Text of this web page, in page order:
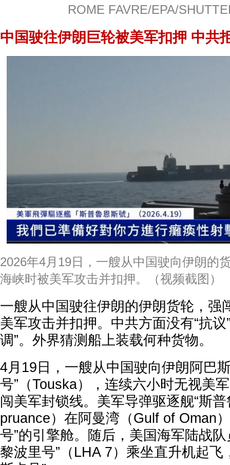
ROME FAVRE/EPA/
中国驶往伊朗巨轮被美军扣押 中共
2026年4月19日，一艘从中国驶向伊朗的
海峡时被美军攻击并扣押。（视频截图）
一艘从中国驶往伊朗的伊朗货轮，强
美军攻击并扣押。中共方面没有“抗议
调”。外界猜测船上装载何种货物。
4月19日，一艘从中国驶向伊朗阿巴
号”（Touska），连续六小时无视美
闯美军封锁线。美军导弹驱逐舰“斯
pruance）在阿曼湾（Gulf of Oman
号”的引擎舱。随后，美国海军陆战
黎波里号”（LHA 7）乘坐直升机起飞